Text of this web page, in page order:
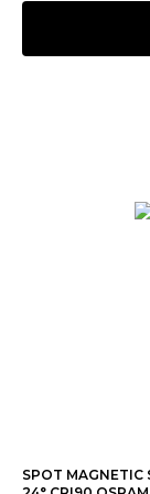
SPOT MAGNETIC